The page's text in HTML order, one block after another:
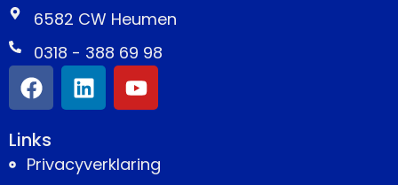
6582 CW Heumen
0318 - 388 69 98
Links
Privacyverklaring